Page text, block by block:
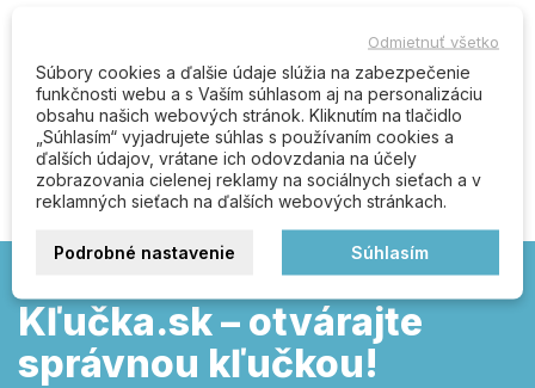
Buďte prvý kto napíše recenziu
Kľučka.sk – otvárajte
správnou kľučkou!
Odmietnuť všetko
Súbory cookies a ďalšie údaje slúžia na zabezpečenie
funkčnosti webu a s Vaším súhlasom aj na personalizáciu
obsahu našich webových stránok. Kliknutím na tlačidlo
„Súhlasím“ vyjadrujete súhlas s používaním cookies a
ďalších údajov, vrátane ich odovzdania na účely
zobrazovania cielenej reklamy na sociálnych sieťach a v
reklamných sieťach na ďalších webových stránkach.
Podrobné nastavenie Súhlasím